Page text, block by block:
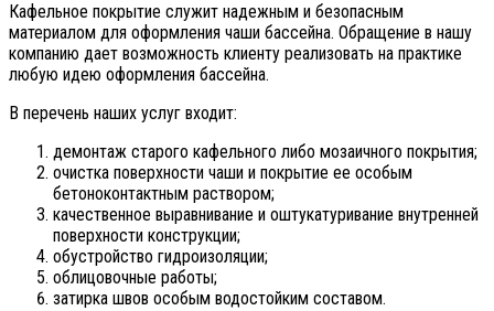
Кафельное покрытие служит надежным и безопасным
материалом для оформления чаши бассейна. Обращение в нашу
компанию дает возможность клиенту реализовать на практике
любую идею оформления бассейна.
В перечень наших услуг входит:
демонтаж старого кафельного либо мозаичного покрытия;
очистка поверхности чаши и покрытие ее особым
бетоноконтактным раствором;
качественное выравнивание и оштукатуривание внутренней
поверхности конструкции;
обустройство гидроизоляции;
облицовочные работы;
затирка швов особым водостойким составом.